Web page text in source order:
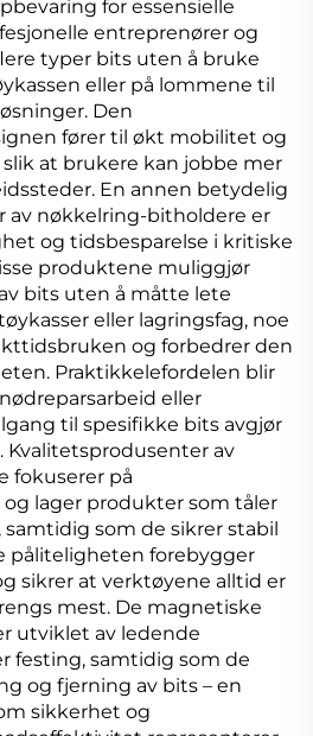
for essensielle
entreprenører og
typer bits uten å bruke
eller på lommene til
Den
fører til økt mobilitet og
at brukere kan jobbe mer
En annen betydelig
av nøkkelring-bitholdere er
og tidsbesparelse i kritiske
produktene muliggjør
bits uten å måtte lete
eller lagringsfag, noe
og forbedrer den
Praktikkelefordelen blir
eller
til spesifikke bits avgjør
av
fokuserer på
lager produkter som tåler
som de sikrer stabil
påliteligheten forebygger
sikrer at verktøyene alltid er
mest. De magnetiske
utviklet av ledende
festing, samtidig som de
og fjerning av bits – en
sikkerhet og